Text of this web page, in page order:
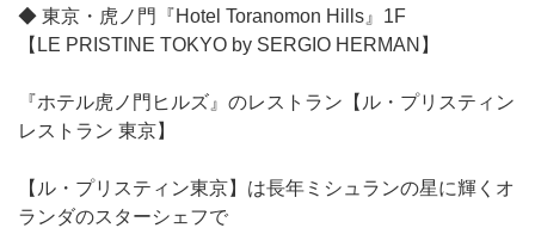
◆ 東京・虎ノ門『Hotel Toranomon Hills』1F
【LE PRISTINE TOKYO by SERGIO HERMAN】
『ホテル虎ノ門ヒルズ』のレストラン【ル・プリスティン
レストラン 東京】
【ル・プリスティン東京】は長年ミシュランの星に輝くオ
ランダのスターシェフで